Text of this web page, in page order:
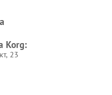
Korg:
23